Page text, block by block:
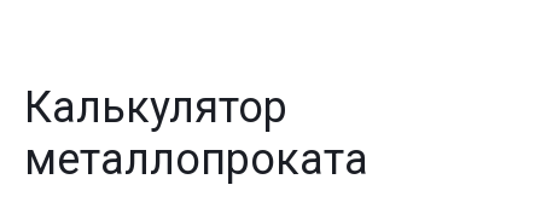
Калькулятор
металлопроката